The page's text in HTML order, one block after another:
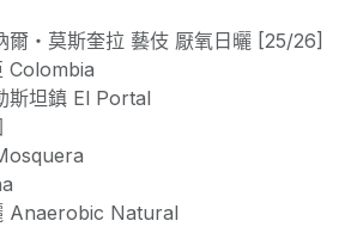
爾・莫斯奎拉 藝伎 厭氧日曬 [25/26]
Colombia
斯坦鎮 El Portal
Anaerobic Natural